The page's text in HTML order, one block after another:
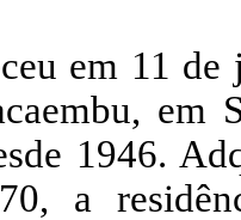
em 11 de
em
1946.
a